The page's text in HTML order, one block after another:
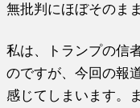
無批判にほぼそのま
私は、トランプの信
のですが、今回の報
感じてしまいます。